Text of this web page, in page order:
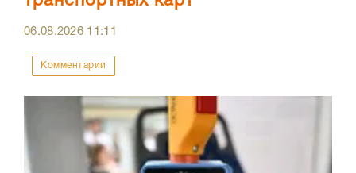
06.08.2026 11:11
Комментарии